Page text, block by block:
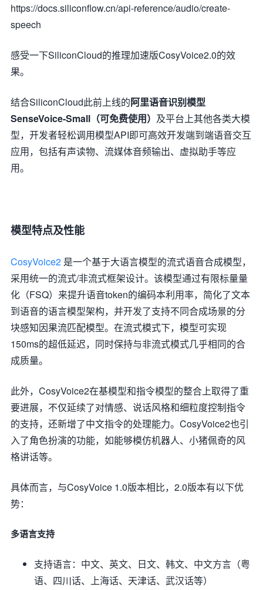
https://docs.siliconflow.cn/api-reference/audio/create-
speech
感受一下SiliconCloud的推理加速版CosyVoice2.0的效
果。
结合SiliconCloud此前上线的阿里语音识别模型
SenseVoice-Small（可免费使用） 及平台上其他各类大模
型，开发者轻松调用模型API即可高效开发端到端语音交互
应用，包括有声读物、流媒体音频输出、虚拟助手等应
用。
模型特点及性能
CosyVoice2 是一个基于大语言模型的流式语音合成模型，
采用统一的流式/非流式框架设计。该模型通过有限标量量
化（FSQ）来提升语音token的编码本利用率，简化了文本
到语音的语言模型架构，并开发了支持不同合成场景的分
块感知因果流匹配模型。在流式模式下，模型可实现
150ms的超低延迟，同时保持与非流式模式几乎相同的合
成质量。
此外，CosyVoice2在基模型和指令模型的整合上取得了重
要进展，不仅延续了对情感、说话风格和细粒度控制指令
的支持，还新增了中文指令的处理能力。CosyVoice2也引
入了角色扮演的功能，如能够模仿机器人、小猪佩奇的风
格讲话等。
具体而言，与CosyVoice 1.0版本相比，2.0版本有以下优
势：
多语言支持
支持语言：中文、英文、日文、韩文、中文方言（粤
语、四川话、上海话、天津话、武汉话等）